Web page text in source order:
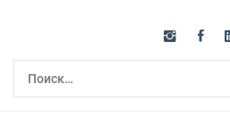
содержимому
Найти: